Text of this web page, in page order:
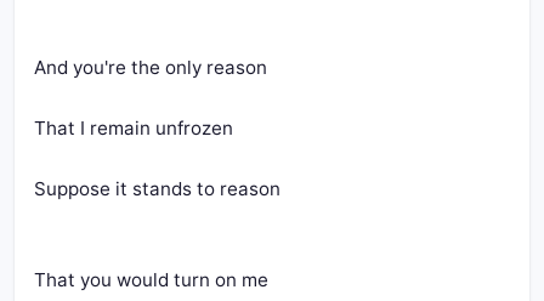
And you're the only reason
That I remain unfrozen
Suppose it stands to reason
That you would turn on me